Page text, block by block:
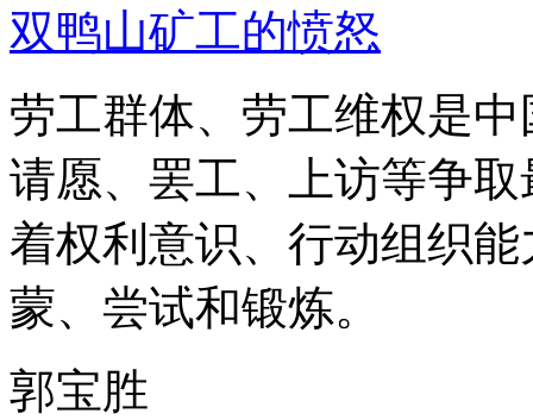
双鸭山矿工的愤怒
劳工群体、劳工维权是
请愿、罢工、上访等争
着权利意识、行动组织
蒙、尝试和锻炼。
郭宝胜